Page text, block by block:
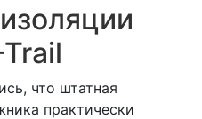
что штатная
практически